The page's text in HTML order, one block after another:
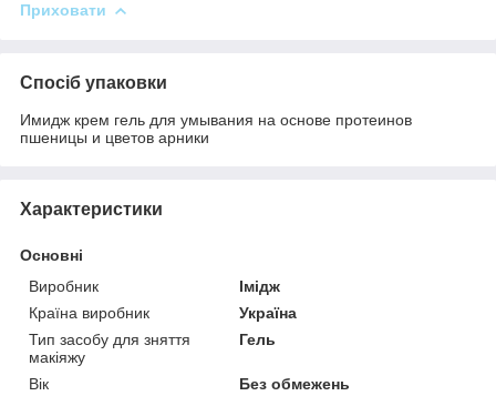
Приховати
Спосіб упаковки
Имидж крем гель для умывания на основе протеинов
пшеницы и цветов арники
Характеристики
Основні
Виробник
Імідж
Країна виробник
Україна
Тип засобу для зняття
макіяжу
Гель
Вік
Без обмежень